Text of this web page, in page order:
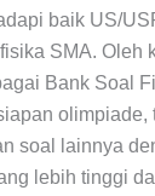
baik US/
SMA. Oleh
Bank Soal
olimpiade,
soal lainnya
lebih tinggi